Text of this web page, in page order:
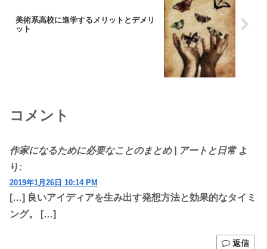
美術系高校に進学するメリットとデメリ
ット
コメント
作家になるために必要なことのまとめ | アートと日常 よ
り:
2019年1月26日 10:14 PM
[…] 良いアイディアを生み出す発想方法と効果的なタイミ
ング。 […]
返信